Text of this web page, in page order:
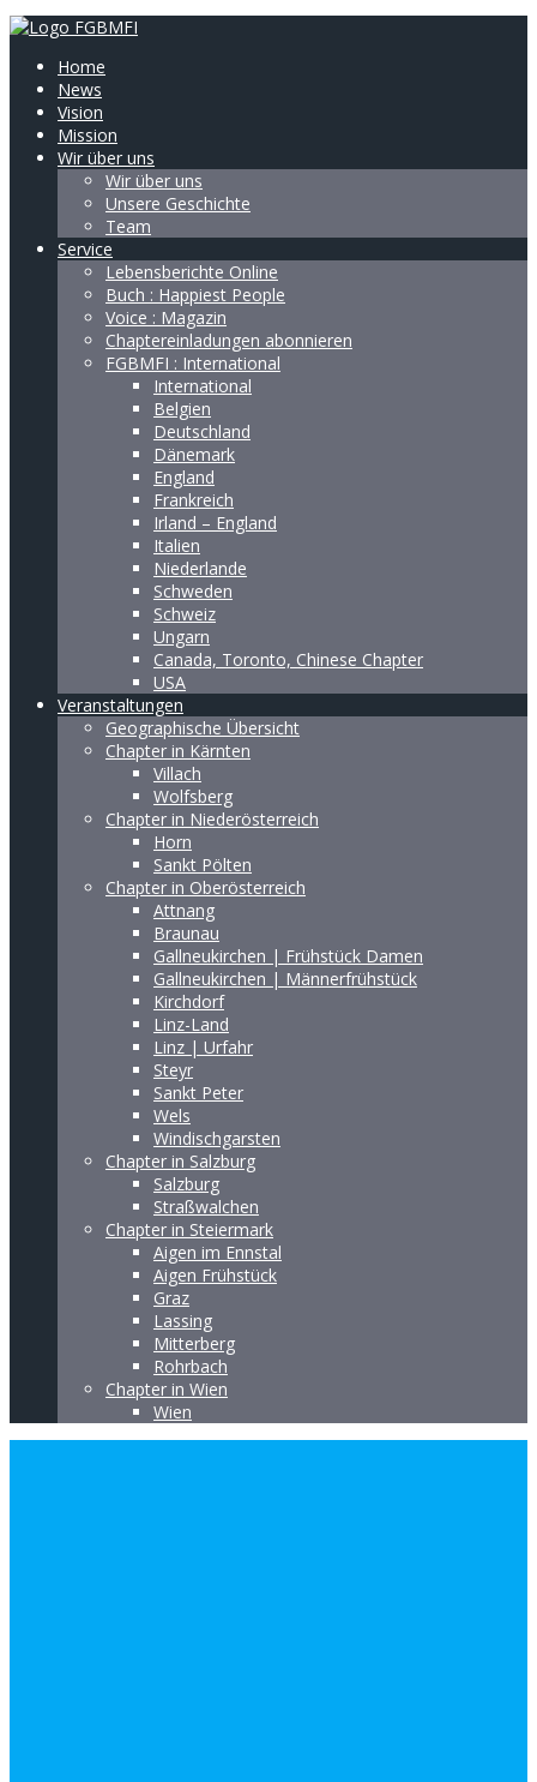
Home
News
Vision
Mission
Wir über uns
Wir über uns
Unsere Geschichte
Team
Service
Lebensberichte Online
Buch : Happiest People
Voice : Magazin
Chaptereinladungen abonnieren
FGBMFI : International
International
Belgien
Deutschland
Dänemark
England
Frankreich
Irland – England
Italien
Niederlande
Schweden
Schweiz
Ungarn
Canada, Toronto, Chinese Chapter
USA
Veranstaltungen
Geographische Übersicht
Chapter in Kärnten
Villach
Wolfsberg
Chapter in Niederösterreich
Horn
Sankt Pölten
Chapter in Oberösterreich
Attnang
Braunau
Gallneukirchen | Frühstück Damen
Gallneukirchen | Männerfrühstück
Kirchdorf
Linz-Land
Linz | Urfahr
Steyr
Sankt Peter
Wels
Windischgarsten
Chapter in Salzburg
Salzburg
Straßwalchen
Chapter in Steiermark
Aigen im Ennstal
Aigen Frühstück
Graz
Lassing
Mitterberg
Rohrbach
Chapter in Wien
Wien